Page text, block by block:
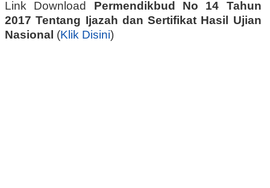
Link Download Permendikbud No 14 Tahun
2017 Tentang Ijazah dan Sertifikat Hasil Ujian
Nasional (Klik Disini)